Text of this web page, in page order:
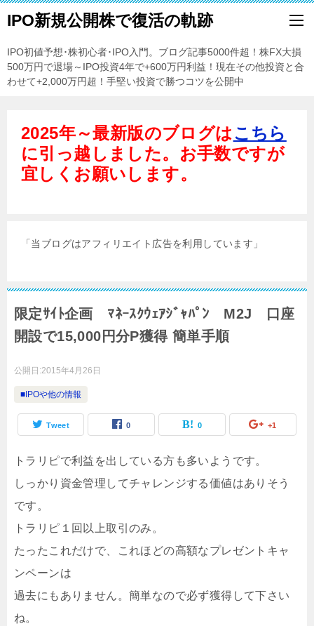
IPO新規公開株で復活の軌跡
IPO初値予想･株初心者･IPO入門。ブログ記事5000件超！株FX大損
500万円で退場～IPO投資4年で+600万円利益！現在その他投資と合
わせて+2,000万円超！手堅い投資で勝つコツを公開中
2025年～最新版のブログはこちら
に引っ越しました。お手数ですが
宜しくお願いします。
「当ブログはアフィリエイト広告を利用しています」
限定ｻｲﾄ企画 ﾏﾈｰｽｸｳｪｱｼﾞｬﾊﾟﾝ M2J 口座
開設で15,000円分P獲得 簡単手順
公開日:2015年4月26日
■IPOや他の情報
Tweet 0 0 +1
トラリピで利益を出している方も多いようです。
しっかり資金管理してチャレンジする価値はありそう
です。
トラリピ１回以上取引のみ。
たったこれだけで、これほどの高額なプレゼントキャ
ンペーンは
過去にもありません。簡単なので必ず獲得して下さい
ね。